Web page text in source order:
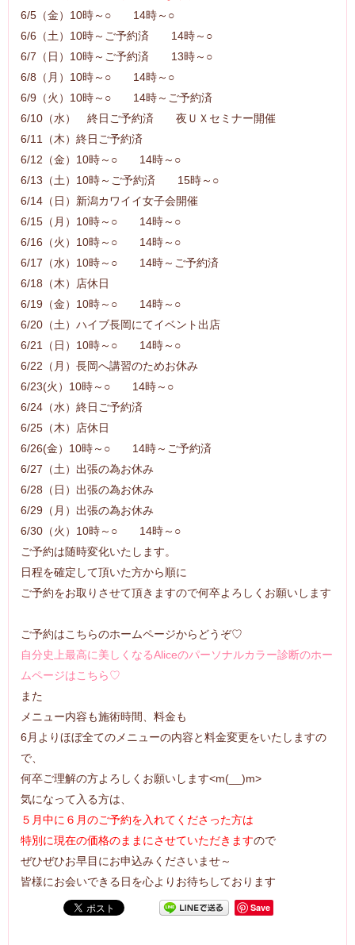
6/5（金）10時～○ 14時～○
6/6（土）10時～ご予約済 14時～○
6/7（日）10時～ご予約済 13時～○
6/8（月）10時～○ 14時～○
6/9（火）10時～○ 14時～ご予約済
6/10（水） 終日ご予約済 夜ＵＸセミナー開催
6/11（木）終日ご予約済
6/12（金）10時～○ 14時～○
6/13（土）10時～ご予約済 15時～○
6/14（日）新潟カワイイ女子会開催
6/15（月）10時～○ 14時～○
6/16（火）10時～○ 14時～○
6/17（水）10時～○ 14時～ご予約済
6/18（木）店休日
6/19（金）10時～○ 14時～○
6/20（土）ハイブ長岡にてイベント出店
6/21（日）10時～○ 14時～○
6/22（月）長岡へ講習のためお休み
6/23(火）10時～○ 14時～○
6/24（水）終日ご予約済
6/25（木）店休日
6/26(金）10時～○ 14時～ご予約済
6/27（土）出張の為お休み
6/28（日）出張の為お休み
6/29（月）出張の為お休み
6/30（火）10時～○ 14時～○
ご予約は随時変化いたします。
日程を確定して頂いた方から順に
ご予約をお取りさせて頂きますので何卒よろしくお願いします
ご予約はこちらのホームページからどうぞ♡
自分史上最高に美しくなるAliceのパーソナルカラー診断のホー
ムページはこちら♡
また
メニュー内容も施術時間、料金も
6月よりほぼ全てのメニューの内容と料金変更をいたしますの
で、
何卒ご理解の方よろしくお願いします<m(__)m>
気になって入る方は、
５月中に６月のご予約を入れてくださった方は
特別に現在の価格のままにさせていただきますので
ぜひぜひお早目にお申込みくださいませ～
皆様にお会いできる日を心よりお待ちしております
Save